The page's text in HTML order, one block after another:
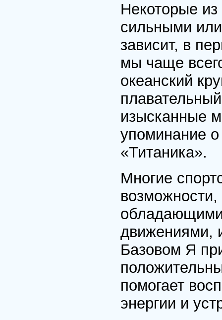
Некоторые
сильными
зависит, в
мы чаще
океанский
изысканные
упоминание о
«Титаника».
Многие
обладающими
движениями,
Базовом Я
помогает
энергии и